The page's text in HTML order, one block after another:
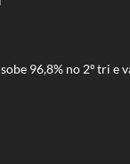
96,8% no 2º tri e